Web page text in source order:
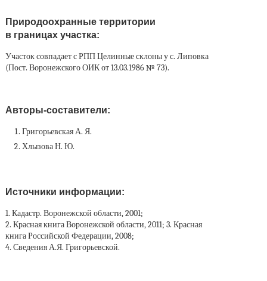
Природоохранные территории
в границах участка:
Участок совпадает с РПП Целинные склоны у с. Липовка
(Пост. Воронежского ОИК от 13.03.1986 № 73).
Авторы-составители:
Григорьевская А. Я.
Хлызова Н. Ю.
Источники информации:
1. Кадастр. Воронежской области, 2001;
2. Красная книга Воронежской области, 2011; 3. Красная
книга Российской Федерации, 2008;
4. Сведения А.Я. Григорьевской.